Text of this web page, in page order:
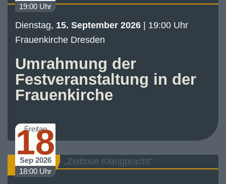
19:00 Uhr
Dienstag, 15. September 2026 | 19:00 Uhr
Frauenkirche Dresden
Umrahmung der
Festveranstaltung in der
Frauenkirche
Konzert
Freitag
18
Sep 2026
18:00 Uhr